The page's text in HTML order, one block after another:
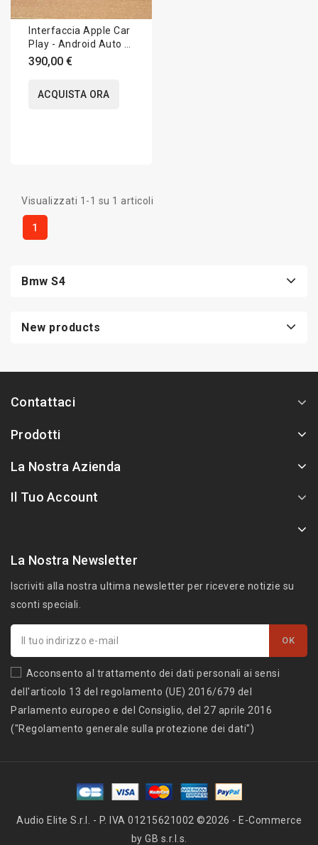
Interfaccia Apple Car
Play - Android Auto -
Bmw
390,00 €
ACQUISTA ORA
Visualizzati 1-1 su 1 articoli
1
Bmw S4
New products
Contattaci
Prodotti
La Nostra Azienda
Il Tuo Account
La Nostra Newsletter
Iscriviti alla nostra ultima newsletter per ricevere notizie su
sconti speciali.
Acconsento al trattamento dei dati personali ai sensi
dell'articolo 13 del regolamento (UE) 2016/679 del
Parlamento europeo e del Consiglio, del 27 aprile 2016
("Regolamento generale sulla protezione dei dati")
Audio Elite S.r.l. - P. IVA 01215621002 ©2026 - E-Commerce
by GB s.r.l.s.